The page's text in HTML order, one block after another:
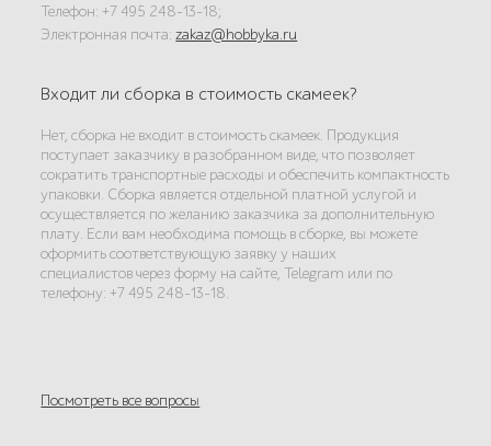
Телефон: +7 495 248-13-18;
Электронная почта:zakaz@hobbyka.ru
Входит ли сборка в стоимость скамеек?
Нет, сборка не входит в стоимость скамеек. Продукция
поступает заказчику в разобранном виде, что позволяет
сократить транспортные расходы и обеспечить компактность
упаковки. Сборка является отдельной платной услугой и
осуществляется по желанию заказчика за дополнительную
плату. Если вам необходима помощь в сборке, вы можете
оформить соответствующую заявку у наших
специалистов через форму на сайте, Telegram или по
телефону: +7 495 248-13-18.
Посмотреть все вопросы